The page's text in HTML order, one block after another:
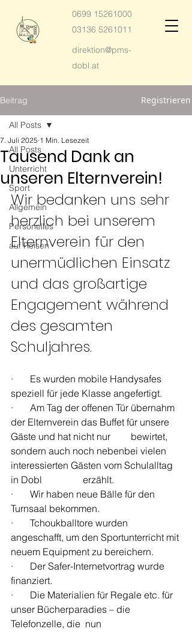
0699 15261000
03136 5261011
direktion@pms-
dobl.at
Beitrag Registrieren
All Posts
Unterricht
Sport
Allgemein
Personelles
auf Reisen
All Posts
Tausend Dank an
unseren Elternverein!
7. Juli 2025 1 Min. Lesezeit
Wir bedanken uns sehr
herzlich bei unserem
Elternverein für den
unermüdlichen Einsatz
und das großartige
Engagement während
des gesamten
Schuljahres.
·       Es wurden mobile Handysafes
speziell für jede Klasse angefertigt.
·       Am Tag der offenen Tür übernahm
der Elternverein das Buffet für unsere
Gäste und hat nicht nur 	bewirtet,
sondern auch noch nebenbei vielen
interessierten Gästen vom Schulalltag
in Dobl 		erzählt.
·       Wir haben neue Bälle für den
Turnsaal bekommen.
·       Tchoukballtore wurden
angeschafft, um den Sportunterricht mit
neuem Equipment zu bereichern.
·       Der Safer-Internetvortrag wurde
finanziert.
·       Die Materialien für Regale etc. für
unser Bücherparadies – die
Telefonzelle, die  nun